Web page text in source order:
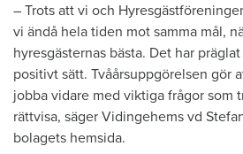
– Trots att vi och
vi ändå hela tiden mot samma mål,
hyresgästernas bästa. Det har
positivt sätt. Tvåårsuppgörelsen gör
jobba vidare med viktiga frågor som
rättvisa, säger Vidingehems vd
bolagets hemsida.